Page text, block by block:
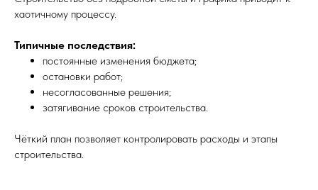
хаотичному процессу.
Типичные последствия:
постоянные изменения бюджета;
остановки работ;
несогласованные решения;
затягивание сроков строительства.
Чёткий план позволяет контролировать расходы и этапы
строительства.